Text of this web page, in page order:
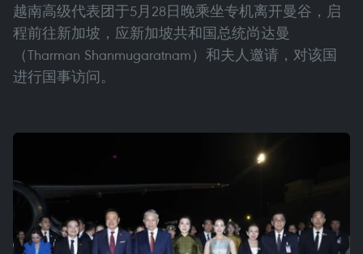
越南高级代表团于5月28日晚乘坐专机离开曼谷，启
程前往新加坡，应新加坡共和国总统尚达曼
（Tharman Shanmugaratnam）和夫人邀请，对该国
进行国事访问。